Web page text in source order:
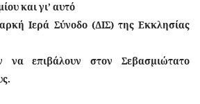
και γι’ αυτό
Ιερά Σύνοδο (ΔΙΣ) της Εκκλησίας
να επιβάλουν στον Σεβασμιώτατο